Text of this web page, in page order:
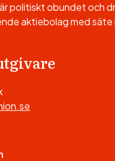
politiskt obundet och
aktiebolag med säte